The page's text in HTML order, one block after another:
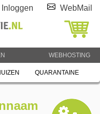
Inloggen WebMail
WEBHOSTING
QUARANTAINE